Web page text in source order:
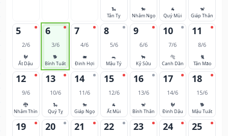
🐍
Tân Tỵ
🐎
Nhâm Ngọ
🐐
Quý Mùi
🐒
Giáp Thân
5
2/6
🐓
Ất Dậu
6
3/6
🐕
Bính Tuất
7
4/6
🐖
Đinh Hợi
8
5/6
🐀
Mậu Tý
9
6/6
🐂
Kỷ Sửu
10
7/6
🐅
Canh Dần
11
8/6
🐈
Tân Mão
12
9/6
🐉
Nhâm Thìn
13
10/6
🐍
Quý Tỵ
14
11/6
🐎
Giáp Ngọ
15
12/6
🐐
Ất Mùi
16
13/6
🐒
Bính Thân
17
14/6
🐓
Đinh Dậu
18
15/6
🐕
Mậu Tuất
19 20 21 22 23 24 25